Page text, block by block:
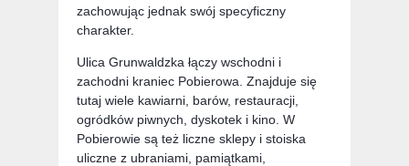
zachowując jednak swój specyficzny
charakter.
Ulica Grunwaldzka łączy wschodni i
zachodni kraniec Pobierowa. Znajduje się
tutaj wiele kawiarni, barów, restauracji,
ogródków piwnych, dyskotek i kino. W
Pobierowie są też liczne sklepy i stoiska
uliczne z ubraniami, pamiątkami,